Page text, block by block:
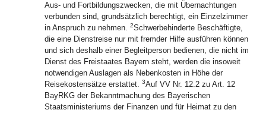
Aus- und Fortbildungszwecken, die mit Übernachtungen
verbunden sind, grundsätzlich berechtigt, ein Einzelzimmer
in Anspruch zu nehmen. 2Schwerbehinderte Beschäftigte,
die eine Dienstreise nur mit fremder Hilfe ausführen können
und sich deshalb einer Begleitperson bedienen, die nicht im
Dienst des Freistaates Bayern steht, werden die insoweit
notwendigen Auslagen als Nebenkosten in Höhe der
Reisekostensätze erstattet. 3Auf VV Nr. 12.2 zu Art. 12
BayRKG der Bekanntmachung des Bayerischen
Staatsministeriums der Finanzen und für Heimat zu den